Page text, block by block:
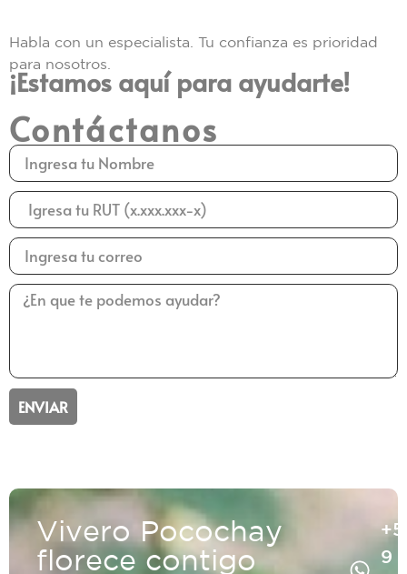
Habla con un especialista. Tu confianza es prioridad
para nosotros.
¡Estamos aquí para ayudarte!
Contáctanos
ENVIAR
Vivero Pocochay
florece contigo
9